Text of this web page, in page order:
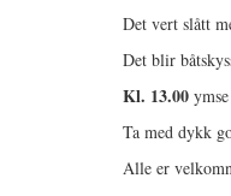
Det vert slått
Det blir
Kl. 13.00
Ta med dykk
Alle er